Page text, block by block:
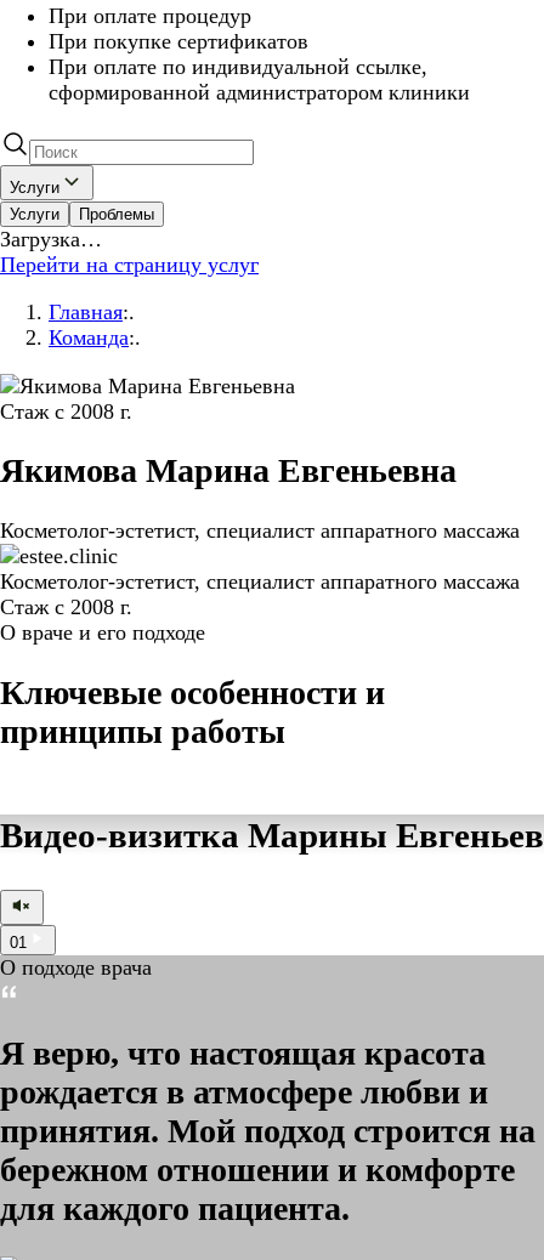
При оплате процедур
При покупке сертификатов
При оплате по индивидуальной ссылке,
сформированной администратором клиники
Услуги
Услуги
Проблемы
Загрузка…
Перейти на страницу услуг
Главная:.
Команда:.
Стаж с 2008 г.
Якимова Марина Евгеньевна
Косметолог-эстетист, специалист аппаратного массажа
Косметолог-эстетист, специалист аппаратного массажа
Стаж с 2008 г.
О враче и его подходе
Ключевые особенности и
принципы работы
Видео-визитка Марины
01
О подходе врача
Я верю, что настоящая красота
рождается в атмосфере любви и
принятия. Мой подход строится на
бережном отношении и комфорте
для каждого пациента.